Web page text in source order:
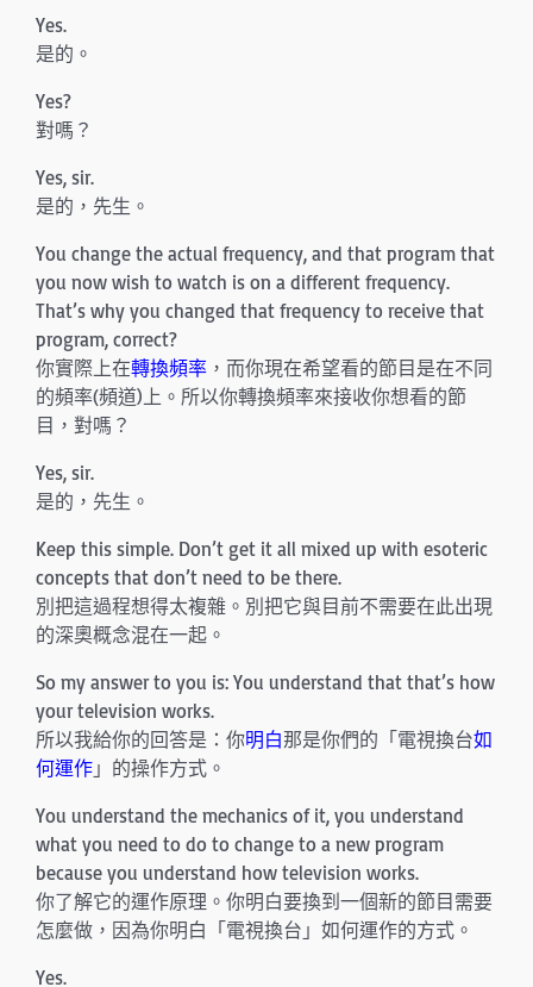
Yes.
是的。
Yes?
對嗎？
Yes, sir.
是的，先生。
You change the actual frequency, and that program that
you now wish to watch is on a different frequency.
That’s why you changed that frequency to receive that
program, correct?
你實際上在轉換頻率 ，而你現在希望看的節目是在不同
的頻率(頻道)上。所以你轉換頻率來接收你想看的節
目，對嗎？
Yes, sir.
是的，先生。
Keep this simple. Don’t get it all mixed up with esoteric
concepts that don’t need to be there.
別把這過程想得太複雜。別把它與目前不需要在此出現
的深奧概念混在一起。
So my answer to you is: You understand that that’s how
your television works.
所以我給你的回答是：你明白那是你們的「電視換台如
何運作 」的操作方式。
You understand the mechanics of it, you understand
what you need to do to change to a new program
because you understand how television works.
你了解它的運作原理。你明白要換到一個新的節目需要
怎麼做，因為你明白「電視換台」如何運作的方式。
Yes.